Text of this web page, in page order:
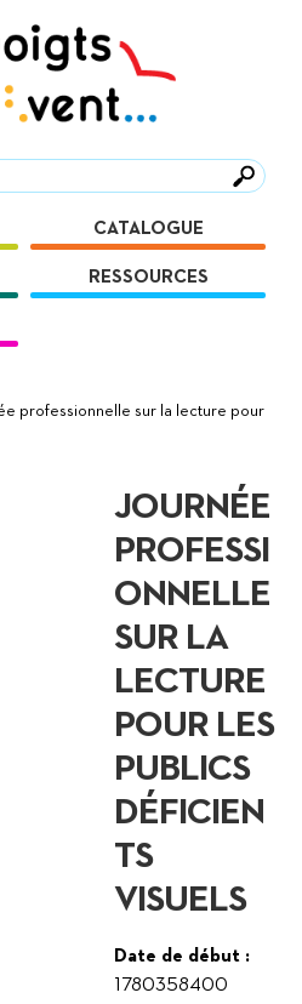
CATALOGUE
RESSOURCES
professionnelle sur la lecture pour
JOURNÉE
PROFESSI
ONNELLE
SUR LA
LECTURE
POUR LES
PUBLICS
DÉFICIEN
TS
VISUELS
Date de début :
1780358400